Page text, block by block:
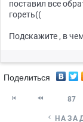
поставил все
гореть((
Подскажите , в
Поделиться
  87
